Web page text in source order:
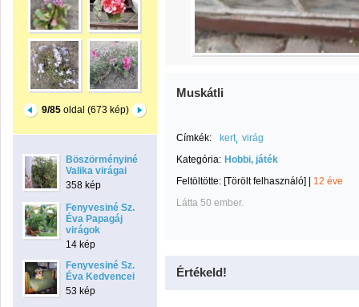
9/85oldal (673 kép)
Böszörményiné
Valika virágai
358 kép
Fenyvesiné Sz.
Éva Papagáj
virágok
14 kép
Fenyvesiné Sz.
Éva Kedvencei
53 kép
Muskátli
Címkék: kert virág
Kategória: Hobbi, játék
Feltöltötte: [Törölt felhasználó]
12 éve
Látta 50 ember.
Értékeld!